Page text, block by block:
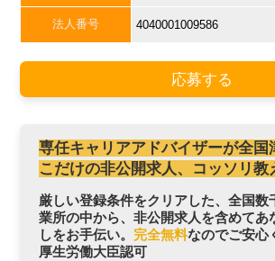
法人番号 4040001009586
応募する
専任キャリアアドバイザーが全国
こだけの非公開求人、コッソリ教
厳しい登録条件をクリアした、全国数
業所の中から、非公開求人を含めてあ
しをお手伝い。 完全無料なのでご安心
厚生労働大臣認可